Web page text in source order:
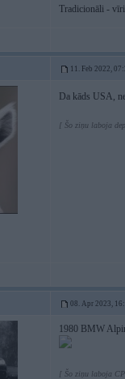
Tradicionāli -
11. Feb 2022,
Da kāds USA,
[ Šo ziņu laboja
08. Apr 2023,
1980 BMW
[ Šo ziņu laboja